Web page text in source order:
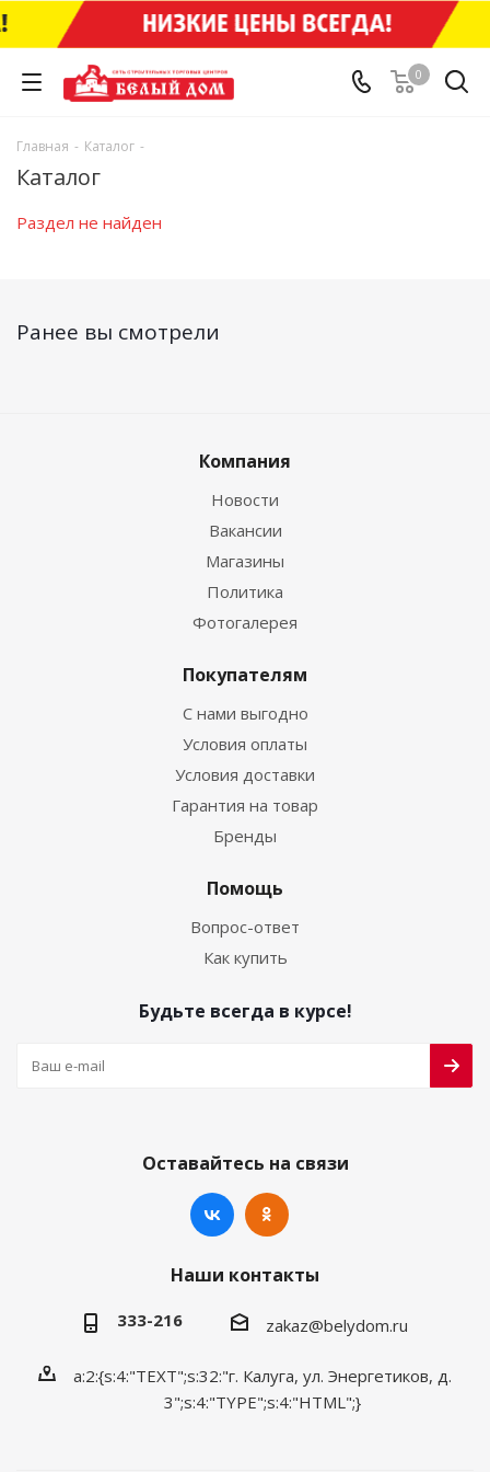
0
Главная - Каталог -
Каталог
Раздел не найден
Ранее вы смотрели
Компания
Новости
Вакансии
Магазины
Политика
Фотогалерея
Покупателям
С нами выгодно
Условия оплаты
Условия доставки
Гарантия на товар
Бренды
Помощь
Вопрос-ответ
Как купить
Будьте всегда в курсе!
Оставайтесь на связи
Наши контакты
333-216 zakaz@belydom.ru
a:2:{s:4:"TEXT";s:32:"г. Калуга, ул. Энергетиков, д.
3";s:4:"TYPE";s:4:"HTML";}